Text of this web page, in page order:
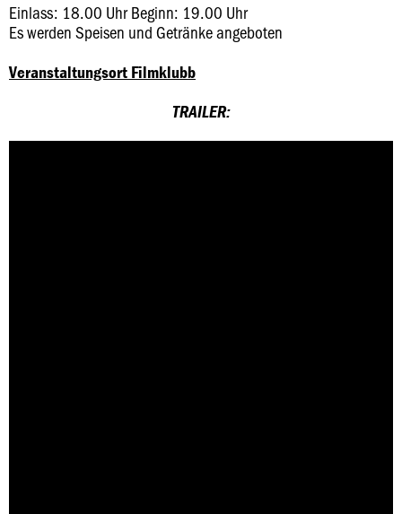
Einlass: 18.00 Uhr Beginn: 19.00 Uhr
Es werden Speisen und Getränke angeboten
Veranstaltungsort Filmklubb
TRAILER: